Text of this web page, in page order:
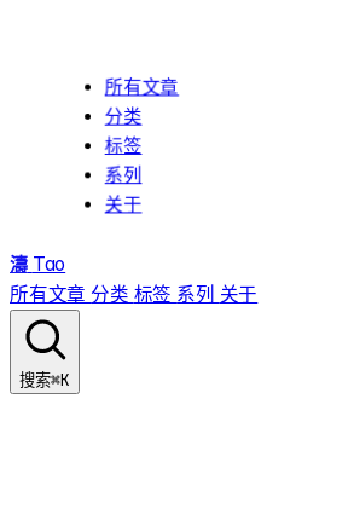
所有文章
分类
标签
系列
关于
濤 Tao
所有文章 分类 标签 系列 关于
搜索⌘K